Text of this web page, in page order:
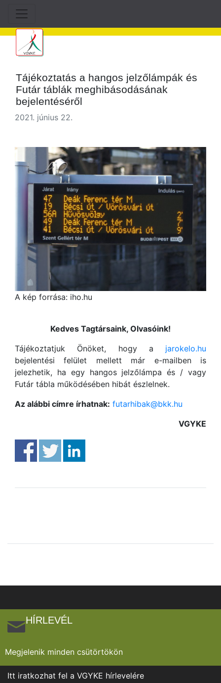
Tájékoztatás a hangos jelzőlámpák és
Futár táblák meghibásodásának
bejelentéséről
2021. június 22.
A kép forrása: iho.hu
Kedves Tagtársaink, Olvasóink!
Tájékoztatjuk Önöket, hogy a jarokelo.hu
bejelentési felület mellett már e-mailben is
jelezhetik, ha egy hangos jelzőlámpa és / vagy
Futár tábla működésében hibát észlelnek.
Az alábbi címre írhatnak: futarhibak@bkk.hu
VGYKE
HÍRLEVÉL
Megjelenik minden csütörtökön
Itt iratkozhat fel a VGYKE hírlevelére